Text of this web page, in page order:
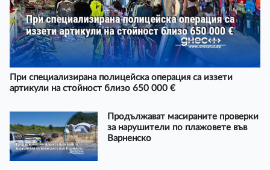
При специализирана полицейска операция са иззети
артикули на стойност близо 650 000 €
Продължават масираните проверки
за нарушители по плажовете във
Варненско